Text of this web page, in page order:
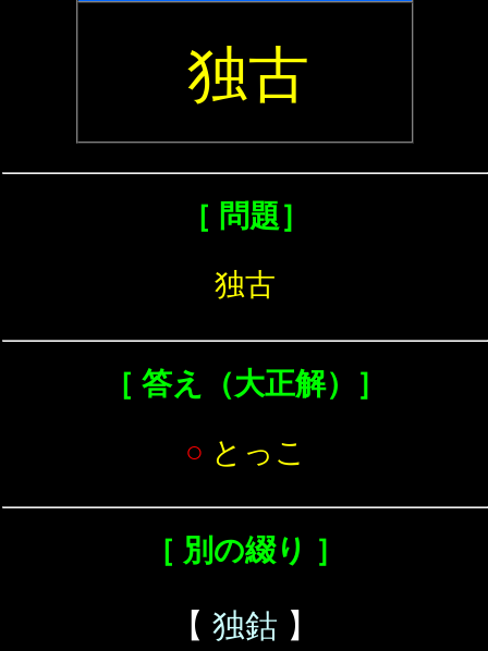
独古
［ 問題］
独古
［ 答え（大正解）］
○ とっこ
［ 別の綴り ］
【 独鈷 】